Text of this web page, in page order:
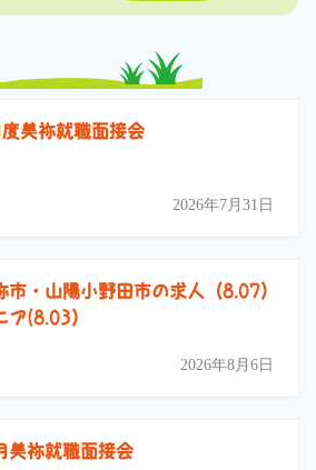
美祢就職面接会
2026年7月31日
市・山陽小野田市の求人（8.07）
ア(8.03）
2026年8月6日
美祢就職面接会